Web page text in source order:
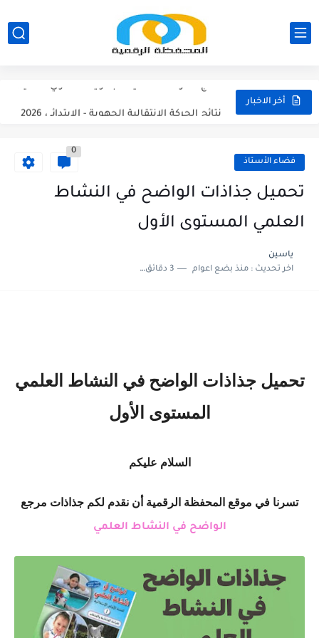
أخر الاخبار
نتائج الحركة الانتقالية الجهوية - الثانوي الاعدادي 2026
فضاء الأستاذ
0
تحميل جذاذات الواضح في النشاط
العلمي المستوى الأول
ياسين
اخر تحديث :منذ بضع اعوام 3 دقائق للقراءة
تحميل جذاذات الواضح في النشاط العلمي
المستوى الأول
السلام عليكم
تسرنا في موقع المحفظة الرقمية أن نقدم لكم جذاذات مرجع
الواضح في النشاط العلمي